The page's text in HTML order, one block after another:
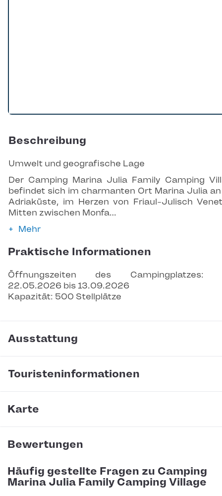
Beschreibung
Umwelt und geografische Lage
Der Camping Marina Julia Family Camping
befindet sich im charmanten Ort Marina Julia
Adriaküste, im Herzen von Friaul-Julisch
Mitten zwischen Monfa…
Mehr
Praktische Informationen
Öffnungszeiten des Campingplatzes:
22.05.2026 bis 13.09.2026
Kapazität: 500 Stellplätze
Ausstattung
Touristeninformationen
Karte
Bewertungen
Häufig gestellte Fragen zu Camping
Marina Julia Family Camping Village